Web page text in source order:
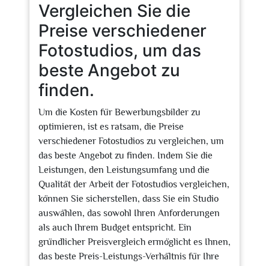
Vergleichen Sie die
Preise verschiedener
Fotostudios, um das
beste Angebot zu
finden.
Um die Kosten für Bewerbungsbilder zu
optimieren, ist es ratsam, die Preise
verschiedener Fotostudios zu vergleichen, um
das beste Angebot zu finden. Indem Sie die
Leistungen, den Leistungsumfang und die
Qualität der Arbeit der Fotostudios vergleichen,
können Sie sicherstellen, dass Sie ein Studio
auswählen, das sowohl Ihren Anforderungen
als auch Ihrem Budget entspricht. Ein
gründlicher Preisvergleich ermöglicht es Ihnen,
das beste Preis-Leistungs-Verhältnis für Ihre